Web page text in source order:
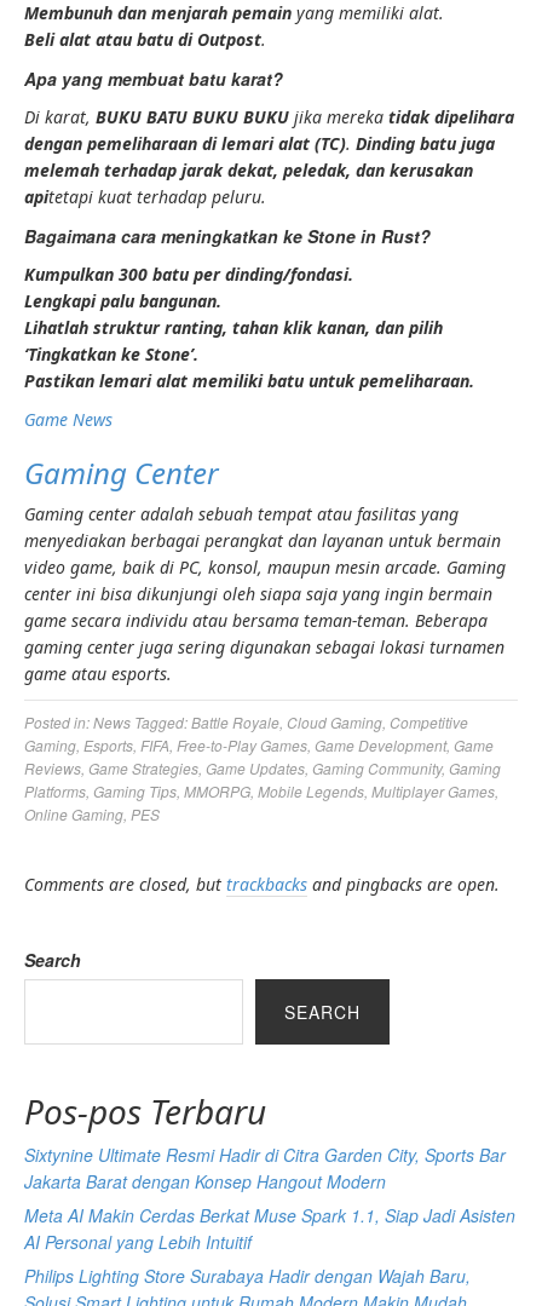
Membunuh dan menjarah pemain yang memiliki alat.
Beli alat atau batu di Outpost.
Apa yang membuat batu karat?
Di karat, BUKU BATU BUKU BUKU jika mereka tidak dipelihara
dengan pemeliharaan di lemari alat (TC). Dinding batu juga
melemah terhadap jarak dekat, peledak, dan kerusakan
apitetapi kuat terhadap peluru.
Bagaimana cara meningkatkan ke Stone in Rust?
Kumpulkan 300 batu per dinding/fondasi.
Lengkapi palu bangunan.
Lihatlah struktur ranting, tahan klik kanan, dan pilih
‘Tingkatkan ke Stone’.
Pastikan lemari alat memiliki batu untuk pemeliharaan.
Game News
Gaming Center
Gaming center adalah sebuah tempat atau fasilitas yang
menyediakan berbagai perangkat dan layanan untuk bermain
video game, baik di PC, konsol, maupun mesin arcade. Gaming
center ini bisa dikunjungi oleh siapa saja yang ingin bermain
game secara individu atau bersama teman-teman. Beberapa
gaming center juga sering digunakan sebagai lokasi turnamen
game atau esports.
Posted in:News Tagged:Battle Royale Cloud Gaming Competitive
Gaming Esports FIFA Free-to-Play Games Game Development, Game
Reviews Game Strategies Game Updates Gaming Community, Gaming
Platforms Gaming Tips MMORPG Mobile Legends Multiplayer Games
Online Gaming PES
Comments are closed, but trackbacks and pingbacks are open.
Search
SEARCH
Pos-pos Terbaru
Sixtynine Ultimate Resmi Hadir di Citra Garden City, Sports Bar
Jakarta Barat dengan Konsep Hangout Modern
Meta AI Makin Cerdas Berkat Muse Spark 1.1, Siap Jadi Asisten
AI Personal yang Lebih Intuitif
Philips Lighting Store Surabaya Hadir dengan Wajah Baru,